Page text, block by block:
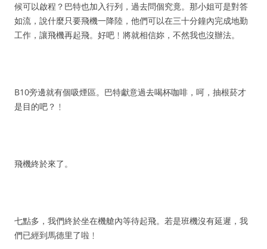
候可以啟程？巴特也加入行列，過去問個究竟。那小姐可是對答
如流，說什麼只要飛機一降陸，他們可以在三十分鐘內完成地勤
工作，讓飛機再起飛。好吧﹗將就相信妳，不然我也沒辦法。
B10旁邊就有個吸煙區。巴特獻意過去喝杯咖啡，呵，抽根菸才
是目的吧？﹗
飛機終於來了。
七點多，我們終於坐在機艙內等待起飛。若是班機沒有延遲，我
們已經到馬德里了啦﹗